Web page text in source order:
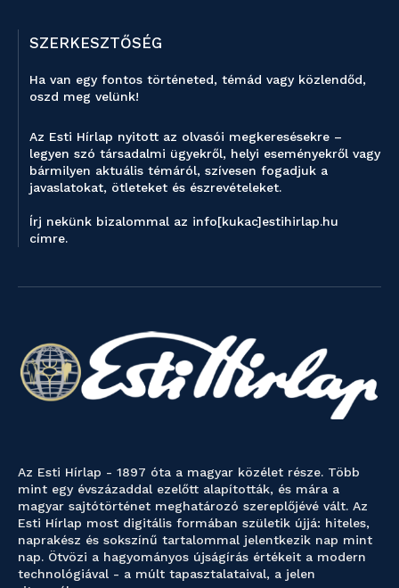
SZERKESZTŐSÉG
Ha van egy fontos történeted, témád vagy közlendőd,
oszd meg velünk!
Az Esti Hírlap nyitott az olvasói megkeresésekre –
legyen szó társadalmi ügyekről, helyi eseményekről vagy
bármilyen aktuális témáról, szívesen fogadjuk a
javaslatokat, ötleteket és észrevételeket.
Írj nekünk bizalommal az info[kukac]estihirlap.hu
címre.
Az Esti Hírlap - 1897 óta a magyar közélet része. Több
mint egy évszázaddal ezelőtt alapították, és mára a
magyar sajtótörténet meghatározó szereplőjévé vált. Az
Esti Hírlap most digitális formában születik újjá: hiteles,
naprakész és sokszínű tartalommal jelentkezik nap mint
nap. Ötvözi a hagyományos újságírás értékeit a modern
technológiával - a múlt tapasztalataival, a jelen